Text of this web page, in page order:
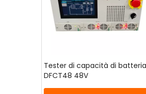
Tester di capacità di batteria
DFCT48 48V